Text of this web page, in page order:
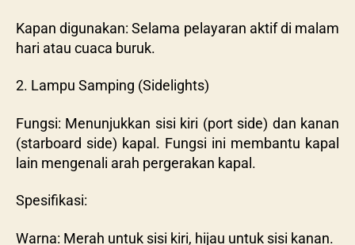
Kapan digunakan: Selama pelayaran aktif di malam
hari atau cuaca buruk.
2. Lampu Samping (Sidelights)
Fungsi: Menunjukkan sisi kiri (port side) dan kanan
(starboard side) kapal. Fungsi ini membantu kapal
lain mengenali arah pergerakan kapal.
Spesifikasi:
Warna: Merah untuk sisi kiri, hijau untuk sisi kanan.